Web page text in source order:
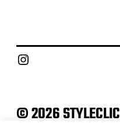
Instagram
© 2026